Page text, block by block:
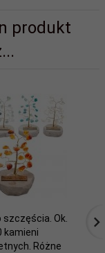
produkt
szczęścia. Ok.
kamieni
Różne